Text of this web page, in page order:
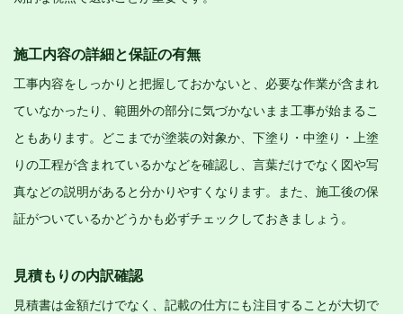
施工内容の詳細と保証の有無
工事内容をしっかりと把握しておかないと、必要な作業が含まれ
ていなかったり、範囲外の部分に気づかないまま工事が始まるこ
ともあります。どこまでが塗装の対象か、下塗り・中塗り・上塗
りの工程が含まれているかなどを確認し、言葉だけでなく図や写
真などの説明があると分かりやすくなります。また、施工後の保
証がついているかどうかも必ずチェックしておきましょう。
見積もりの内訳確認
見積書は金額だけでなく、記載の仕方にも注目することが大切で